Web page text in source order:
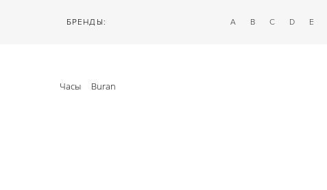
БРЕНДЫ: A B C D E
Часы Buran